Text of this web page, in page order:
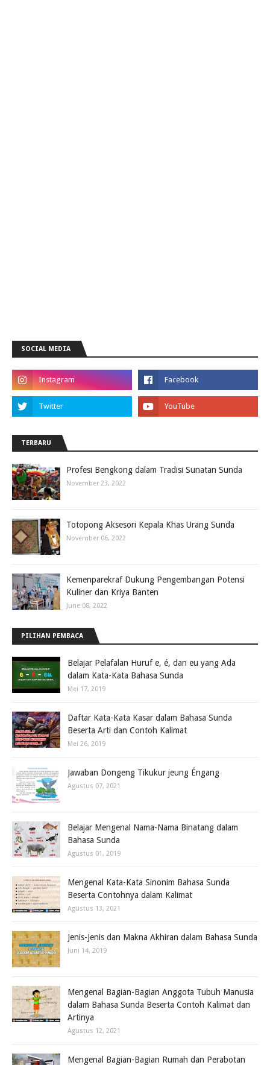
SOCIAL MEDIA
TERBARU
Profesi Bengkong dalam Tradisi Sunatan Sunda
November 23, 2022
Totopong Aksesori Kepala Khas Urang Sunda
November 06, 2022
Kemenparekraf Dukung Pengembangan Potensi
Kuliner dan Kriya Banten
June 08, 2022
PILIHAN PEMBACA
Belajar Pelafalan Huruf e, é, dan eu yang Ada
dalam Kata-Kata Bahasa Sunda
Mei 17, 2019
Daftar Kata-Kata Kasar dalam Bahasa Sunda
Beserta Arti dan Contoh Kalimat
Mei 26, 2019
Jawaban Dongeng Tikukur jeung Éngang
Agustus 07, 2021
Belajar Mengenal Nama-Nama Binatang dalam
Bahasa Sunda
Agustus 01, 2019
Mengenal Kata-Kata Sinonim Bahasa Sunda
Beserta Contohnya dalam Kalimat
Agustus 13, 2021
Jenis-Jenis dan Makna Akhiran dalam Bahasa Sunda
Juni 14, 2019
Mengenal Bagian-Bagian Anggota Tubuh Manusia
dalam Bahasa Sunda Beserta Contoh Kalimat dan
Artinya
Agustus 12, 2021
Mengenal Bagian-Bagian Rumah dan Perabotan